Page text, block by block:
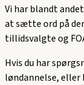
Vi har blandt
at sætte ord på
tillidsvalgte og
Hvis du har
løndannelse, eller